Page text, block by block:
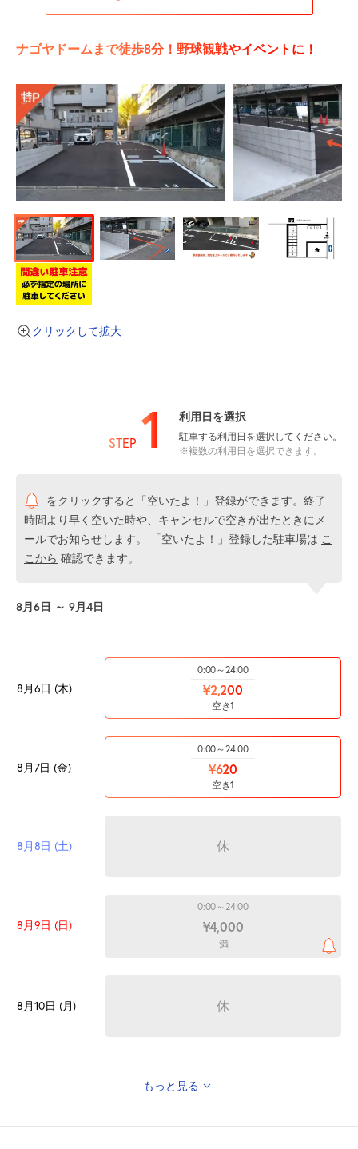
ナゴヤドームまで徒歩8分！野球観戦やイベントに！
クリックして拡大
STEP 1 利用日を選択
駐車する利用日を選択してください。
※複数の利用日を選択できます。
をクリックすると「空いたよ！」登録ができます。終了
時間より早く空いた時や、キャンセルで空きが出たときにメ
ールでお知らせします。 「空いたよ！」登録した駐車場は こ
こから 確認できます。
8月6日 ～ 9月4日
8月6日 (木)
0:00～24:00
¥2,200
空き1
8月7日 (金)
0:00～24:00
¥620
空き1
8月8日 (土) 休
8月9日 (日)
0:00～24:00
¥4,000
満
8月10日 (月) 休
もっと見る